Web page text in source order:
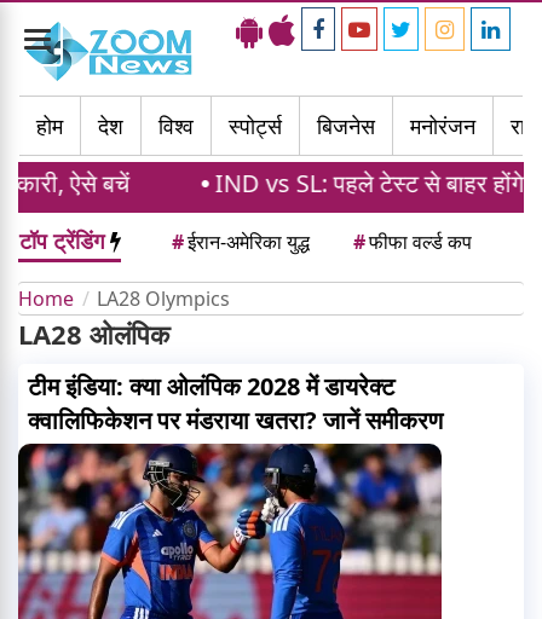
Toggle
navigation
होम
देश विश्व स्पोर्ट्स बिजनेस मनोरंजन
ऐसे बचें IND vs SL: पहले टेस्ट से बाहर होंगे ये
टॉप ट्रेंडिंग #ईरान-अमेरिका युद्ध #फीफा वर्ल्ड कप
Home LA28 Olympics
LA28 ओलंपिक
टीम इंडिया: क्या ओलंपिक 2028 में डायरेक्ट
क्वालिफिकेशन पर मंडराया खतरा? जानें समीकरण